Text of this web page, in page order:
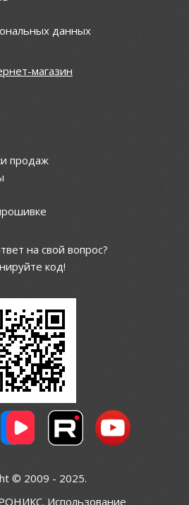
данных
магазин
продаж
на свой вопрос?
код!
© 2009 - 2025.
Использование